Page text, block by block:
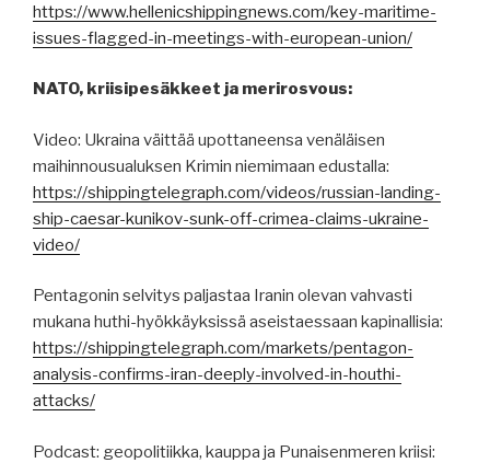
https://www.hellenicshippingnews.com/key-maritime-
issues-flagged-in-meetings-with-european-union/
NATO, kriisipesäkkeet ja merirosvous:
Video: Ukraina väittää upottaneensa venäläisen
maihinnousualuksen Krimin niemimaan edustalla:
https://shippingtelegraph.com/videos/russian-landing-
ship-caesar-kunikov-sunk-off-crimea-claims-ukraine-
video/
Pentagonin selvitys paljastaa Iranin olevan vahvasti
mukana huthi-hyökkäyksissä aseistaessaan kapinallisia:
https://shippingtelegraph.com/markets/pentagon-
analysis-confirms-iran-deeply-involved-in-houthi-
attacks/
Podcast: geopolitiikka, kauppa ja Punaisenmeren kriisi: